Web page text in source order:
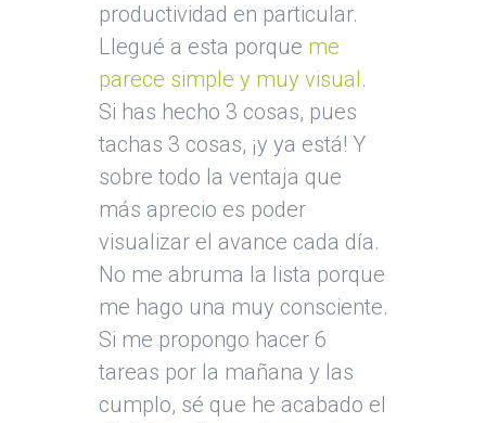
productividad en particular.
Llegué a esta porque me
parece simple y muy visual.
Si has hecho 3 cosas, pues
tachas 3 cosas, ¡y ya está! Y
sobre todo la ventaja que
más aprecio es poder
visualizar el avance cada día.
No me abruma la lista porque
me hago una muy consciente.
Si me propongo hacer 6
tareas por la mañana y las
cumplo, sé que he acabado el